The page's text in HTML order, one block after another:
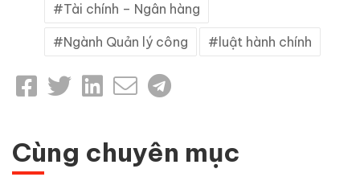
Tài chính – Ngân hàng
Ngành Quản lý công luật hành chính
Cùng chuyên mục